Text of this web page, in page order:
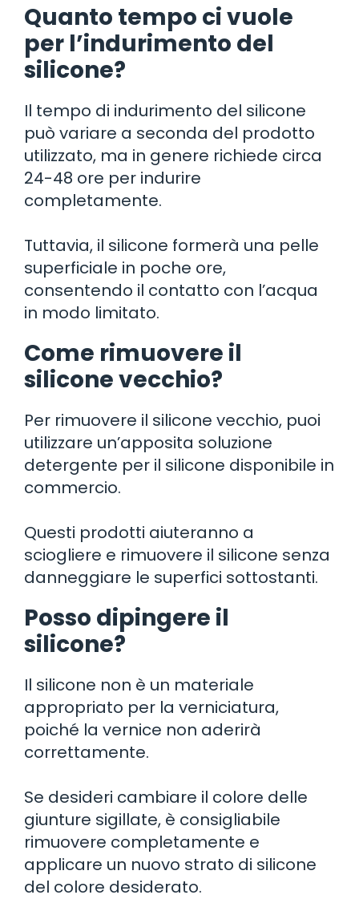
Quanto tempo ci vuole
per l’indurimento del
silicone?
Il tempo di indurimento del silicone
può variare a seconda del prodotto
utilizzato, ma in genere richiede circa
24-48 ore per indurire
completamente.
Tuttavia, il silicone formerà una pelle
superficiale in poche ore,
consentendo il contatto con l’acqua
in modo limitato.
Come rimuovere il
silicone vecchio?
Per rimuovere il silicone vecchio, puoi
utilizzare un’apposita soluzione
detergente per il silicone disponibile in
commercio.
Questi prodotti aiuteranno a
sciogliere e rimuovere il silicone senza
danneggiare le superfici sottostanti.
Posso dipingere il
silicone?
Il silicone non è un materiale
appropriato per la verniciatura,
poiché la vernice non aderirà
correttamente.
Se desideri cambiare il colore delle
giunture sigillate, è consigliabile
rimuovere completamente e
applicare un nuovo strato di silicone
del colore desiderato.